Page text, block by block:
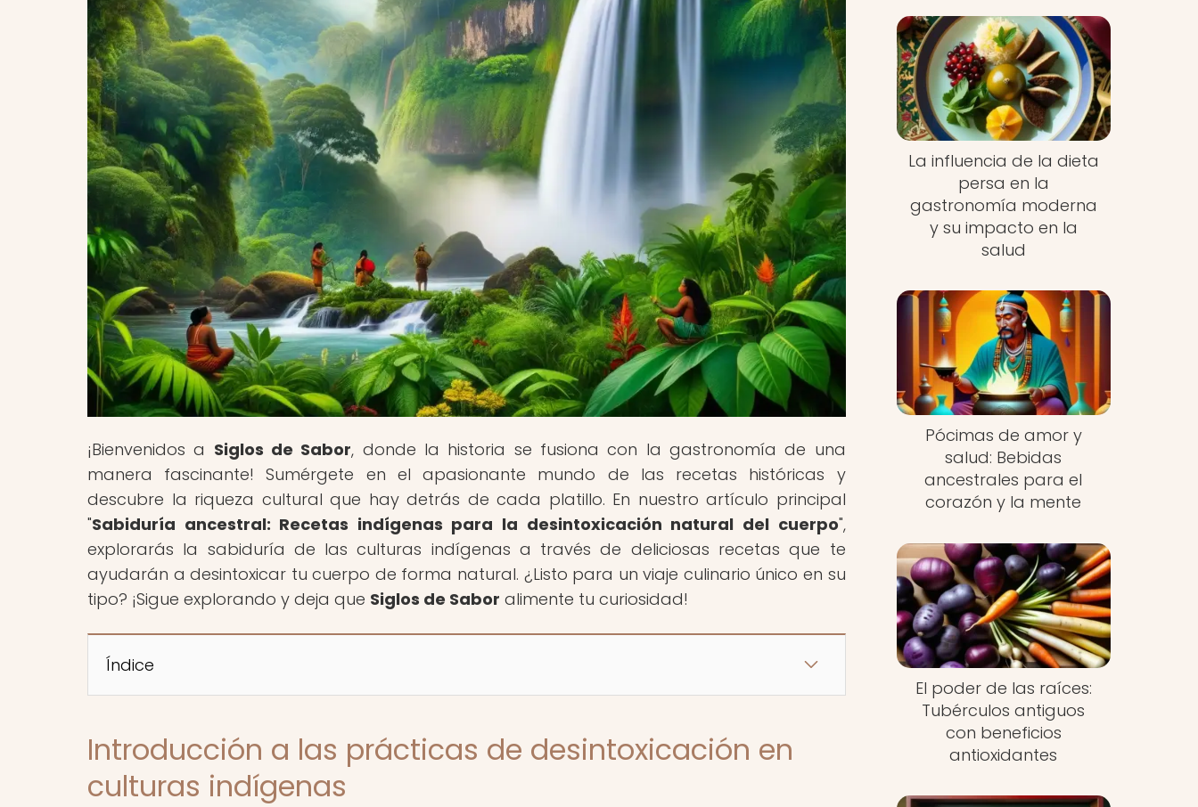
¡Bienvenidos a Siglos de Sabor, donde la historia se fusiona con la gastronomía de una
manera fascinante! Sumérgete en el apasionante mundo de las recetas históricas y
descubre la riqueza cultural que hay detrás de cada platillo. En nuestro artículo principal
"Sabiduría ancestral: Recetas indígenas para la desintoxicación natural del cuerpo",
explorarás la sabiduría de las culturas indígenas a través de deliciosas recetas que te
ayudarán a desintoxicar tu cuerpo de forma natural. ¿Listo para un viaje culinario único en su
tipo? ¡Sigue explorando y deja que Siglos de Sabor alimente tu curiosidad!
Índice
Introducción a las prácticas de desintoxicación en
culturas indígenas
La influencia de la dieta
persa en la
gastronomía moderna
y su impacto en la
salud
Pócimas de amor y
salud: Bebidas
ancestrales para el
corazón y la mente
El poder de las raíces:
Tubérculos antiguos
con beneficios
antioxidantes